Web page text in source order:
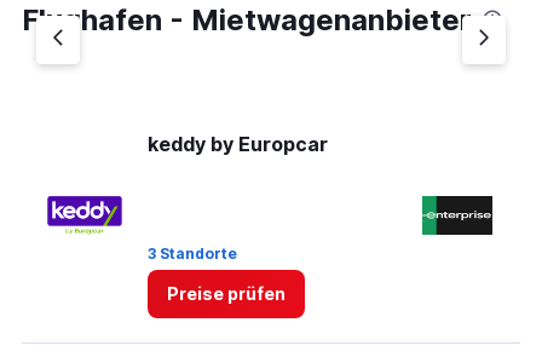
Flughafen - Mietwagenanbieter
keddy by Europcar
3 Standorte
Preise prüfen